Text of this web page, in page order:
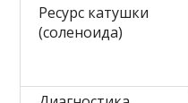
Ресурс катушки
(соленоида)